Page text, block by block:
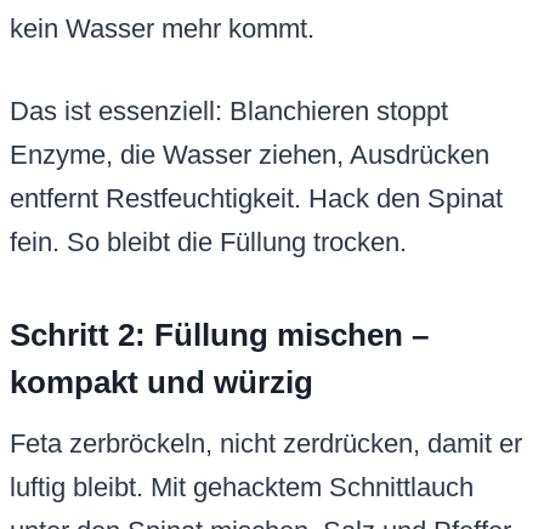
kein Wasser mehr kommt.
Das ist essenziell: Blanchieren stoppt
Enzyme, die Wasser ziehen, Ausdrücken
entfernt Restfeuchtigkeit. Hack den Spinat
fein. So bleibt die Füllung trocken.
Schritt 2: Füllung mischen –
kompakt und würzig
Feta zerbröckeln, nicht zerdrücken, damit er
luftig bleibt. Mit gehacktem Schnittlauch